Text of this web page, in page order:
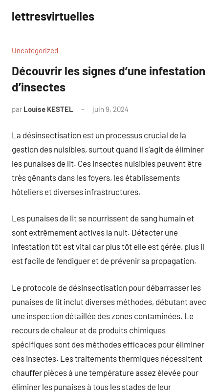
contenu
lettresvirtuelles
Uncategorized
Découvrir les signes d’une infestation
d’insectes
par Louise KESTEL juin 9, 2024
La désinsectisation est un processus crucial de la
gestion des nuisibles, surtout quand il s’agit de éliminer
les punaises de lit. Ces insectes nuisibles peuvent être
très gênants dans les foyers, les établissements
hôteliers et diverses infrastructures.
Les punaises de lit se nourrissent de sang humain et
sont extrêmement actives la nuit. Détecter une
infestation tôt est vital car plus tôt elle est gérée, plus il
est facile de l’endiguer et de prévenir sa propagation.
Le protocole de désinsectisation pour débarrasser les
punaises de lit inclut diverses méthodes, débutant avec
une inspection détaillée des zones contaminées. Le
recours de chaleur et de produits chimiques
spécifiques sont des méthodes efficaces pour éliminer
ces insectes. Les traitements thermiques nécessitent
chauffer pièces à une température assez élevée pour
éliminer les punaises à tous les stades de leur